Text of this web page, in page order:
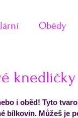
Obědy
Testy
z 5 hvězdiček.
i oběd! Tyto
bílkovin. Můžeš je